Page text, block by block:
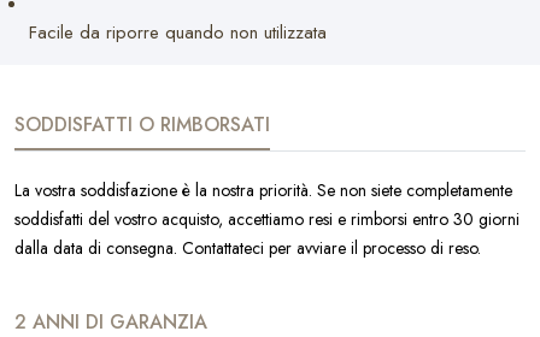
Facile da riporre quando non utilizzata
SODDISFATTI O RIMBORSATI
La vostra soddisfazione è la nostra priorità. Se non siete completamente
soddisfatti del vostro acquisto, accettiamo resi e rimborsi entro 30 giorni
dalla data di consegna. Contattateci per avviare il processo di reso.
2 ANNI DI GARANZIA